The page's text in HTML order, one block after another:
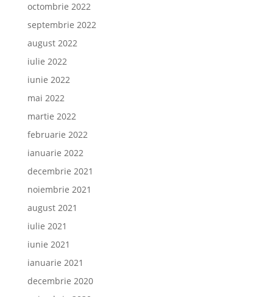
octombrie 2022
septembrie 2022
august 2022
iulie 2022
iunie 2022
mai 2022
martie 2022
februarie 2022
ianuarie 2022
decembrie 2021
noiembrie 2021
august 2021
iulie 2021
iunie 2021
ianuarie 2021
decembrie 2020